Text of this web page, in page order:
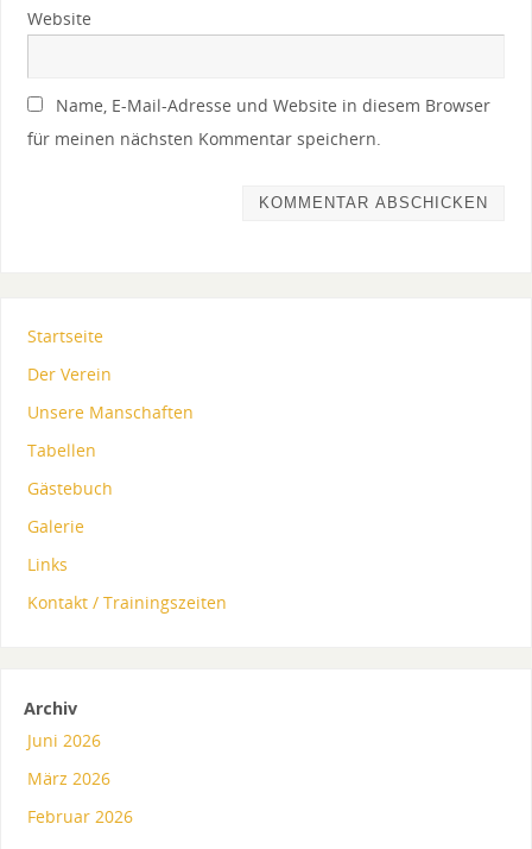
Website
Name, E-Mail-Adresse und Website in diesem Browser
für meinen nächsten Kommentar speichern.
Startseite
Der Verein
Unsere Manschaften
Tabellen
Gästebuch
Galerie
Links
Kontakt / Trainingszeiten
Archiv
Juni 2026
März 2026
Februar 2026